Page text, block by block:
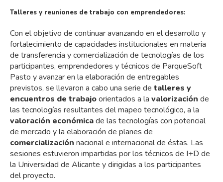
Talleres y reuniones de trabajo con emprendedores:
Con el objetivo de continuar avanzando en el desarrollo y
fortalecimiento de capacidades institucionales en materia
de transferencia y comercialización de tecnologías de los
participantes, emprendedores y técnicos de ParqueSoft
Pasto y avanzar en la elaboración de entregables
previstos, se llevaron a cabo una serie de talleres y
encuentros de trabajoorientados a la valorización de
las tecnologías resultantes del mapeo tecnológico, a la
valoración económicade las tecnologías con potencial
de mercado y la elaboración de planes de
comercialización nacional e internacional de éstas. Las
sesiones estuvieron impartidas por los técnicos de I+D de
la Universidad de Alicante y dirigidas a los participantes
del proyecto.